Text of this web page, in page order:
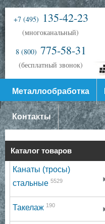
+7 (495) 135-42-23
(многоканальный)
8 (800) 775-58-31
(бесплатный звонок)
Металлообработка
Контакты
Каталог товаров
Канаты (тросы)
стальные 5529
Такелаж 190